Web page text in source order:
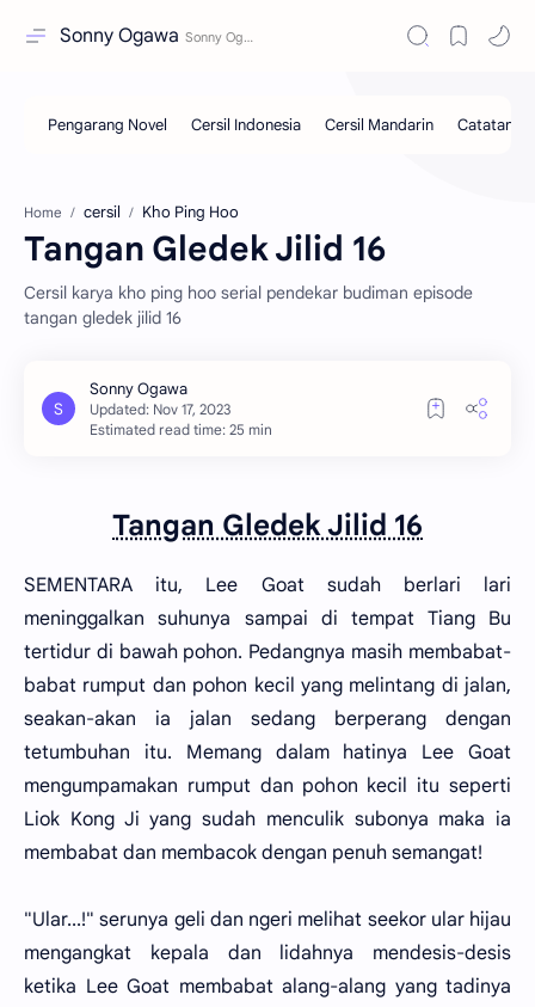
Sonny Ogawa
Home cersil Kho Ping Hoo
Tangan Gledek Jilid 16
Cersil karya kho ping hoo serial pendekar budiman episode
tangan gledek jilid 16
Estimated read time: 25 min
Tangan Gledek Jilid 16
SEMENTARA itu, Lee Goat sudah berlari lari
meninggalkan suhunya sampai di tempat Tiang Bu
tertidur di bawah pohon. Pedangnya masih membabat-
babat rumput dan pohon kecil yang melintang di jalan,
seakan-akan ia jalan sedang berperang dengan
tetumbuhan itu. Memang dalam hatinya Lee Goat
mengumpamakan rumput dan pohon kecil itu seperti
Liok Kong Ji yang sudah menculik subonya maka ia
membabat dan membacok dengan penuh semangat!
"Ular...!" serunya geli dan ngeri melihat seekor ular hijau
mengangkat kepala dan lidahnya mendesis-desis
ketika Lee Goat membabat alang-alang yang tadinya